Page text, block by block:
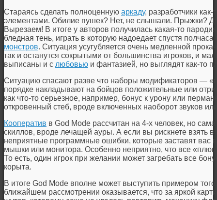
Стараясь сделать полноценную аркаду, разработчики
элементами. Обилие пушек? Нет, не слышали. Прыжки?
Вырезаем! В итоге у авторов получилась какая-то
бледная тень, играть в которую надоедает спустя
монстров. Ситуация усугубляется очень медленной
так и останутся сокрытыми от большинства игроков, и
выписаны и с любовью и фантазией, но выглядят как-то
Ситуацию спасают разве что наборы модификаторов —
порядке накладывают на бойцов положительные или
как что-то серьезное, например, бонус к урону или
откровенный стеб, вроде включенных наоборот звуков
Кооператив в God Mode рассчитан на 4-х человек, но
скиллов, вроде лечащей ауры. А если вы рискнете взять
неприятные программные ошибки, которые заставят вас
мышки или монитора. Особенно неприятно, что все
То есть, один игрок при желании может загребать все
корыта.
В итоге God Mode вполне может выступить примером
ближайшем рассмотрении оказывается, что за яркой